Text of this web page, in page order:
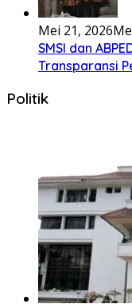
Bembambörö
khöuMeinötö
Lirik Lagu Cinta
Tenga sakali
wa’omasiTabato ia